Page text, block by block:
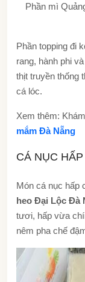
Phần mì
Phần topping đi
rang, hành phi
thịt truyền thống
cá lóc.
Xem thêm:
mắm Đà Nẵng
CÁ NỤC
Món cá nục hấp
heo Đại Lộc Đà
tươi, hấp vừa
nêm pha chế